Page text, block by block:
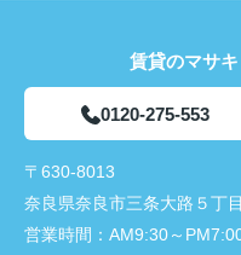
賃貸のマサキ
0120-275-553
〒630-8013
奈良県奈良市三条大路５丁
営業時間： AM9:30～